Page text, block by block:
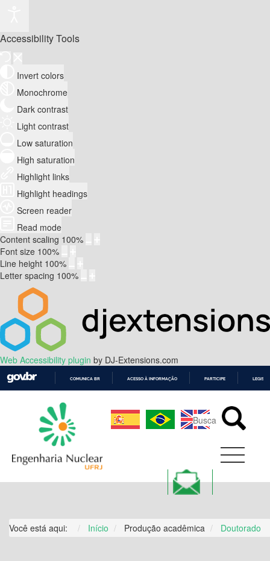
Accessibility Tools
Invert colors
Monochrome
Dark contrast
Light contrast
Low saturation
High saturation
Highlight links
Highlight headings
Screen reader
Read mode
Content scaling 100%
Font size 100%
Line height 100%
Letter spacing 100%
Web Accessibility plugin by DJ-Extensions.com
CONTEÚDO
COMUNICA BR ACESSO À INFORMAÇÃO PARTICIPE
Você está aqui: Início Produção acadêmica Doutorado